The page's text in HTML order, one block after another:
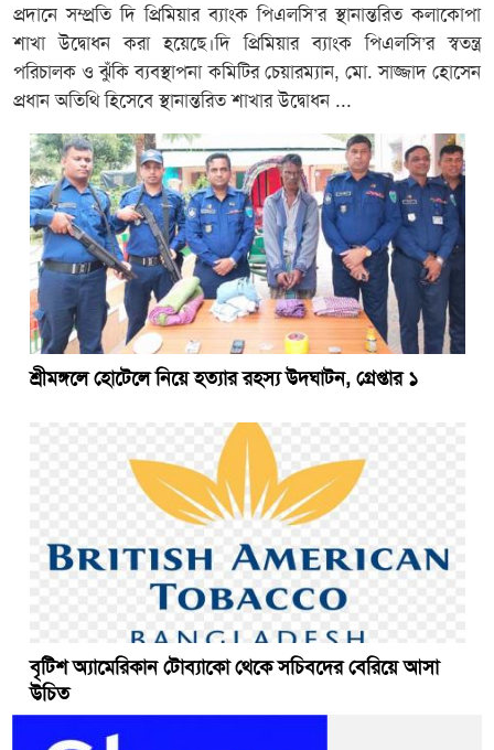
প্রদানে সম্প্রতি দি প্রিমিয়ার ব্যাংক পিএলসি’র স্থানান্তরিত কলাকোপা
শাখা উদ্বোধন করা হয়েছে।দি প্রিমিয়ার ব্যাংক পিএলসি’র স্বতন্ত্র
পরিচালক ও ঝুঁকি ব্যবস্থাপনা কমিটির চেয়ারম্যান, মো. সাজ্জাদ হোসেন
প্রধান অতিথি হিসেবে স্থানান্তরিত শাখার উদ্বোধন ...
শ্রীমঙ্গলে হোটেলে নিয়ে হত্যার রহস্য উদঘাটন, গ্রেপ্তার ১
বৃটিশ অ্যামেরিকান টোব্যাকো থেকে সচিবদের বেরিয়ে আসা
উচিত